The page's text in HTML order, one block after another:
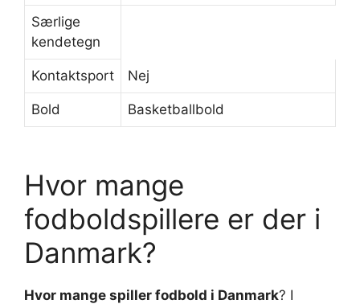
Særlige
kendetegn
Kontaktsport Nej
Bold Basketballbold
Hvor mange
fodboldspillere er der i
Danmark?
Hvor mange spiller fodbold i Danmark? I